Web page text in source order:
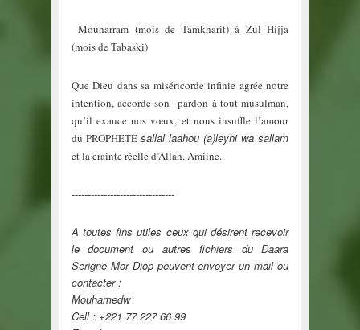
Mouharram (mois de Tamkharit) à Zul Hijja
(mois de Tabaski)
Que Dieu dans sa miséricorde infinie agrée notre
intention, accorde son pardon à tout musulman,
qu’il exauce nos vœux, et nous insuffle l’amour
du PROPHETE sallal laahou (a)leyhi wa sallam
et la crainte réelle d’Allah. Amiine.
--------------------------------
A toutes fins utiles ceux qui désirent recevoir
le document ou autres fichiers du Daara
Serigne Mor Diop peuvent envoyer un mail ou
contacter :
Mouhamedw
Cell : +221 77 227 66 99